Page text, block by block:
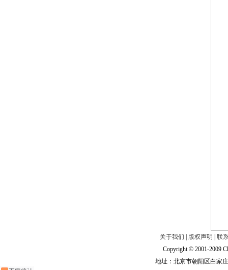
关于我们 版权声明
联
Copyright © 2001-2009
地址：北京市朝阳区白家